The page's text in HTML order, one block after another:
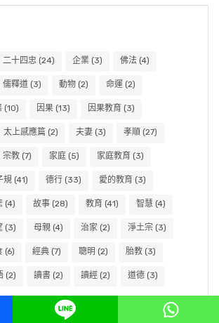
二十四忠 (24) 企業 (3) 佛法 (4)
儒釋道 (3) 動物 (2) 命運 (2)
(10) 因果 (13) 因果教育 (3)
太上感應篇 (2) 夫妻 (3) 孝順 (27)
宗教 (7) 家庭 (5) 家庭教育 (3)
規 (41) 德行 (33) 愛的教育 (3)
(4) 故事 (28) 教育 (41) 智慧 (4)
(3) 母親 (4) 治家 (2) 淨土宗 (3)
(6) 經典 (7) 聰明 (2) 胎教 (3)
(2) 讀書 (2) 讀經 (2) 道德 (3)